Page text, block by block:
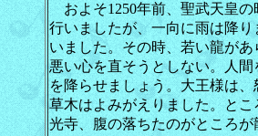
およそ1250年前、聖武天皇の
行いましたが、一向に雨は降
いました。その時、若い龍が
悪い心を直そうとしない。人
を降らせましょう。大王様は
草木はよみがえりました。と
光寺、腹の落ちたのがところ